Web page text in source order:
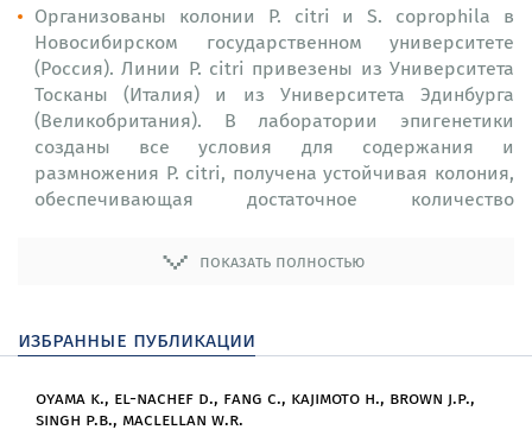
Организованы колонии P. citri и S. coprophila в
Новосибирском государственном университете
(Россия). Линии P. citri привезены из Университета
Тосканы (Италия) и из Университета Эдинбурга
(Великобритания). В лаборатории эпигенетики
созданы все условия для содержания и
размножения P. citri, получена устойчивая колония,
обеспечивающая достаточное количество
экспериментов. Линии S. coprophila привезены из
Университета Эдинбурга (Великобритания) и
настоящее время в коллекции поддерживается 7
линий S. coprophila, несущих различные
перестройки, необходимые для работы.
показать полностью
избранные публикации
oyama k., el-nachef d., fang c., kajimoto h., brown j.p.,
singh p.b., maclellan w.r.